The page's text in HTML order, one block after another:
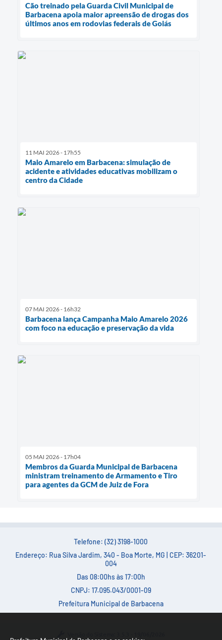
Cão treinado pela Guarda Civil Municipal de
Barbacena apoia maior apreensão de drogas dos
últimos anos em rodovias federais de Goiás
11 MAI 2026 - 17h55
Maio Amarelo em Barbacena: simulação de
acidente e atividades educativas mobilizam o
centro da Cidade
07 MAI 2026 - 16h32
Barbacena lança Campanha Maio Amarelo 2026
com foco na educação e preservação da vida
05 MAI 2026 - 17h04
Membros da Guarda Municipal de Barbacena
ministram treinamento de Armamento e Tiro
para agentes da GCM de Juiz de Fora
Telefone: (32) 3198-1000
Endereço: Rua Silva Jardim, 340 - Boa Morte, MG | CEP: 36201-
004
Das 08:00hs às 17:00h
CNPJ: 17.095.043/0001-09
Prefeitura Municipal de Barbacena